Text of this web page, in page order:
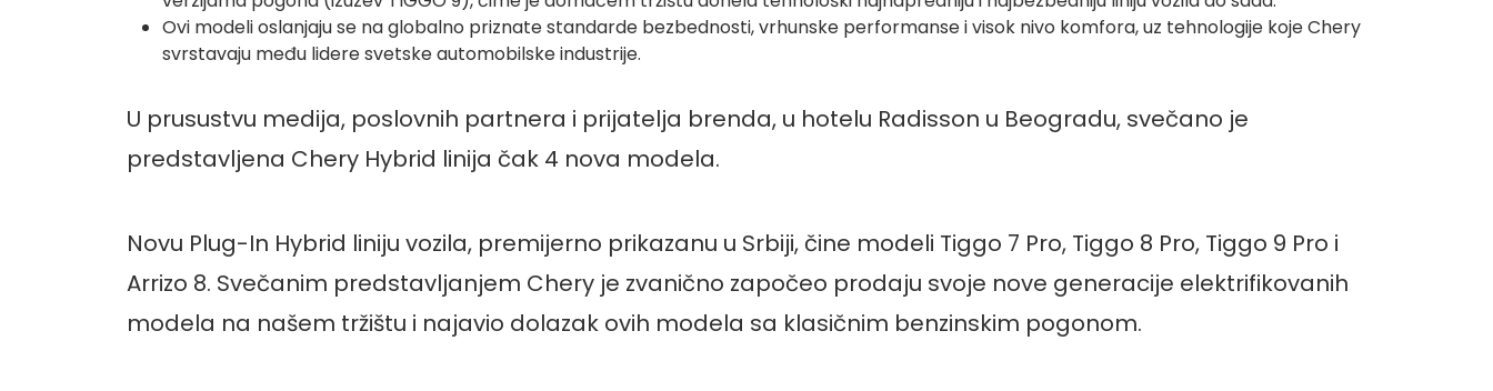
Ovi modeli oslanjaju se na globalno priznate standarde bezbednosti, vrhunske performanse i visok nivo komfora, uz tehnologije koje Chery
svrstavaju među lidere svetske automobilske industrije.
U prusustvu medija, poslovnih partnera i prijatelja brenda, u hotelu Radisson u Beogradu, svečano je
predstavljena Chery Hybrid linija čak 4 nova modela.
Novu Plug-In Hybrid liniju vozila, premijerno prikazanu u Srbiji, čine modeli Tiggo 7 Pro, Tiggo 8 Pro, Tiggo 9 Pro i
Arrizo 8. Svečanim predstavljanjem Chery je zvanično započeo prodaju svoje nove generacije elektrifikovanih
modela na našem tržištu i najavio dolazak ovih modela sa klasičnim benzinskim pogonom.